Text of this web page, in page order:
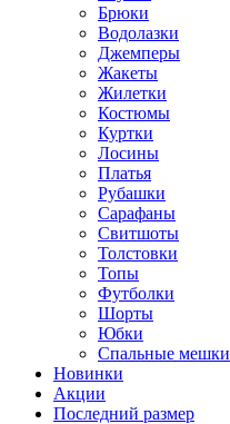
Брюки
Водолазки
Джемперы
Жакеты
Жилетки
Костюмы
Куртки
Лосины
Платья
Рубашки
Сарафаны
Свитшоты
Толстовки
Топы
Футболки
Шорты
Юбки
Спальные мешки
Новинки
Акции
Последний размер